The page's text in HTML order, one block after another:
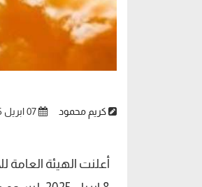
كريم محمود
أعلنت الهيئة العامة